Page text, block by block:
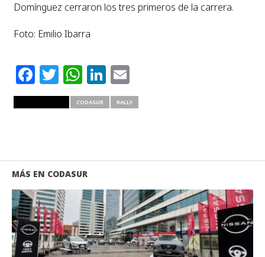
Domínguez cerraron los tres primeros de la carrera.
Foto: Emilio Ibarra
Facebook
Twitter
WhatsApp
LinkedIn
Email
CODASUR RALLY
MÁS EN CODASUR